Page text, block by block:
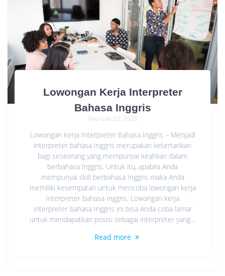
Lowongan Kerja Interpreter
Bahasa Inggris
Februari 22, 2023
Lowongan Kerja Interpreter Bahasa Inggris – Menjadi
interpreter bahasa Inggris merupakan ketertarikan
bagi seseorang yang mempunyai keahlian dalam
berbahasa Inggris. Untuk itu, apabila Anda
mempunyai skill berbahasa Inggris maka Anda
memiliki kesempatan untuk mencoba lowongan kerja
interpreter bahasa Inggris. Lowongan kerja
interpreter bahasa Inggris ini bisa Anda coba lamar
untuk mendapatkan posisi sebagai interpreter yang…
Read more